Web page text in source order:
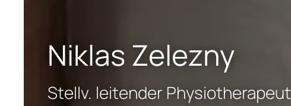
Niklas Zelezny
Stellv. leitender Physiotherapeut